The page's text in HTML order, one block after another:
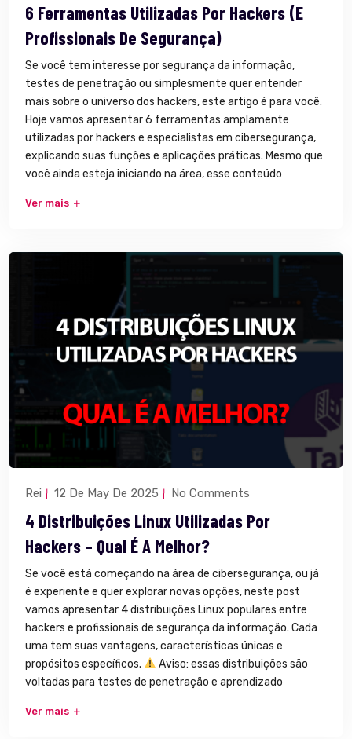
6 Ferramentas Utilizadas Por Hackers (E
Profissionais De Segurança)
Se você tem interesse por segurança da informação,
testes de penetração ou simplesmente quer entender
mais sobre o universo dos hackers, este artigo é para você.
Hoje vamos apresentar 6 ferramentas amplamente
utilizadas por hackers e especialistas em cibersegurança,
explicando suas funções e aplicações práticas. Mesmo que
você ainda esteja iniciando na área, esse conteúdo
Ver mais
Rei 12 De May De 2025 No Comments
4 Distribuições Linux Utilizadas Por
Hackers – Qual É A Melhor?
Se você está começando na área de cibersegurança, ou já
é experiente e quer explorar novas opções, neste post
vamos apresentar 4 distribuições Linux populares entre
hackers e profissionais de segurança da informação. Cada
uma tem suas vantagens, características únicas e
propósitos específicos.
Aviso: essas distribuições são
voltadas para testes de penetração e aprendizado
Ver mais